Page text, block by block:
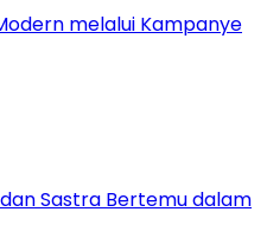
melalui Kampanye
dan Sastra Bertemu dalam